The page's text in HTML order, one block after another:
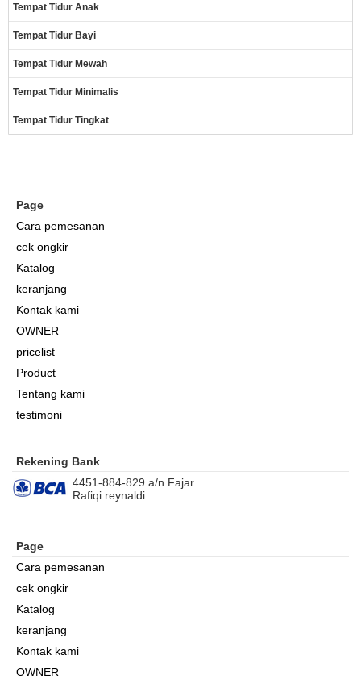
Tempat Tidur Anak
Tempat Tidur Bayi
Tempat Tidur Mewah
Tempat Tidur Minimalis
Tempat Tidur Tingkat
Page
Cara pemesanan
cek ongkir
Katalog
keranjang
Kontak kami
OWNER
pricelist
Product
Tentang kami
testimoni
Rekening Bank
4451-884-829 a/n Fajar
Rafiqi reynaldi
Page
Cara pemesanan
cek ongkir
Katalog
keranjang
Kontak kami
OWNER